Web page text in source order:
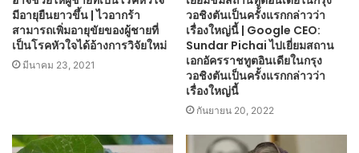
มีอายุยืนยาวขึ้น | ไวอากร้า
สามารถเพิ่มอายุขัยของผู้ชายที่
เป็นโรคหัวใจได้อ้างการวิจัยใหม่
มีนาคม 23, 2021
วอชิงตันเป็นครั้งแรกกล่าวว่า
เรื่องใหญ่นี้ | Google CEO:
Sundar Pichai ไปเยี่ยมสถาน
เอกอัครราชทูตอินเดียในกรุง
วอชิงตันเป็นครั้งแรกกล่าวว่า
เรื่องใหญ่นี้
กันยายน 20, 2022